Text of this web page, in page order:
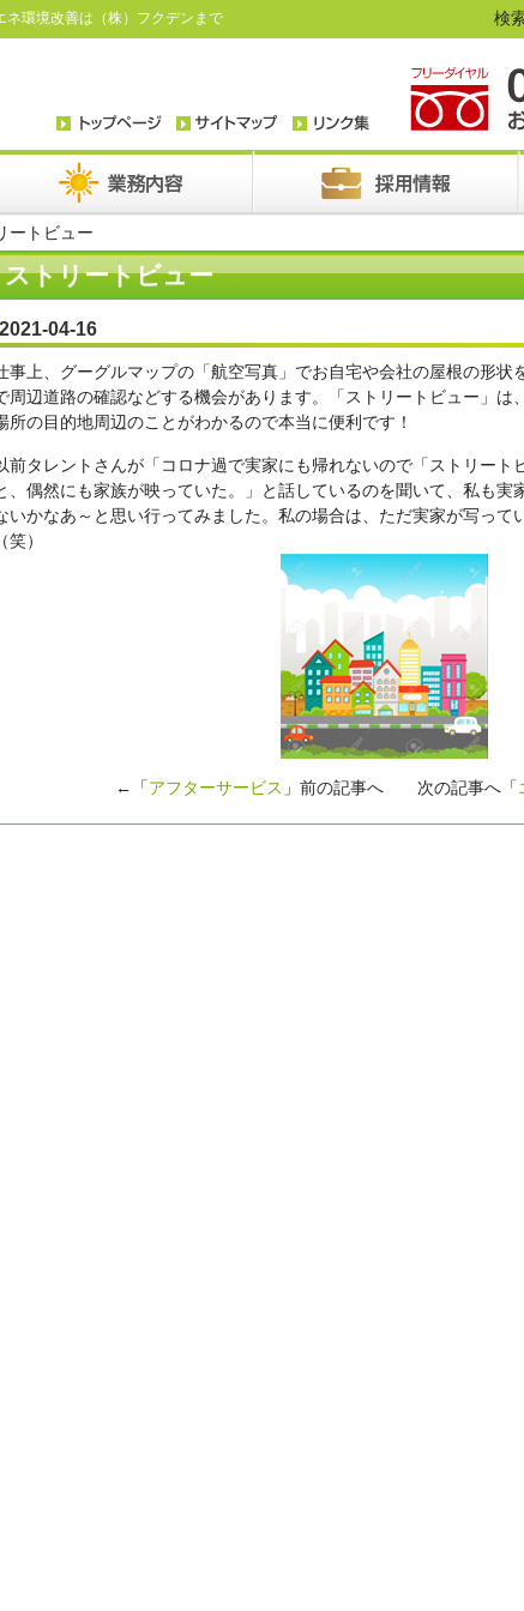
ネ環境改善は（株）フクデンまで 検
ートビュー
ストリートビュー
2021-04-16
事上、グーグルマップの「航空写真」でお自宅や会社の屋根の形状
周辺道路の確認などする機会があります。「ストリートビュー」は
所の目的地周辺のことがわかるので本当に便利です！
前タレントさんが「コロナ過で実家にも帰れないので「ストリート
、偶然にも家族が映っていた。」と話しているのを聞いて、私も実
いかなあ～と思い行ってみました。私の場合は、ただ実家が写って
（笑）
←「アフターサービス 」前の記事へ 次の記事へ「